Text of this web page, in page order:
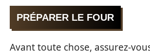
PRÉPARER LE FOUR
Avant toute chose, assurez-